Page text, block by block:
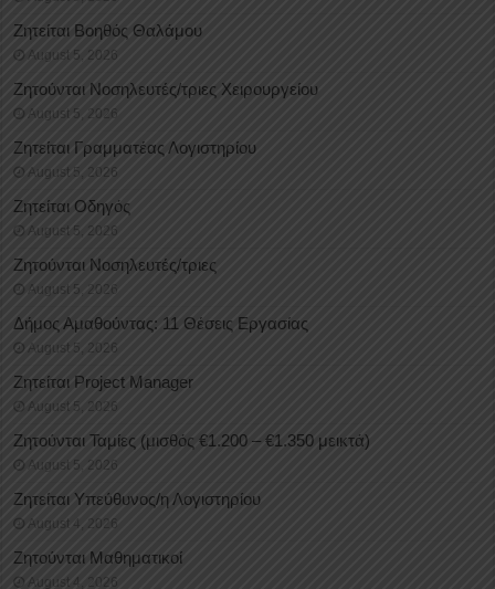
Ζητείται Βοηθός Θαλάμου
August 5, 2026
Ζητούνται Νοσηλευτές/τριες Χειρουργείου
August 5, 2026
Ζητείται Γραμματέας Λογιστηρίου
August 5, 2026
Ζητείται Οδηγός
August 5, 2026
Ζητούνται Νοσηλευτές/τριες
August 5, 2026
Δήμος Αμαθούντας: 11 Θέσεις Εργασίας
August 5, 2026
Ζητείται Project Manager
August 5, 2026
Ζητούνται Ταμίες (μισθός €1.200 – €1.350 μεικτά)
August 5, 2026
Ζητείται Υπεύθυνος/η Λογιστηρίου
August 4, 2026
Ζητούνται Μαθηματικοί
August 4, 2026